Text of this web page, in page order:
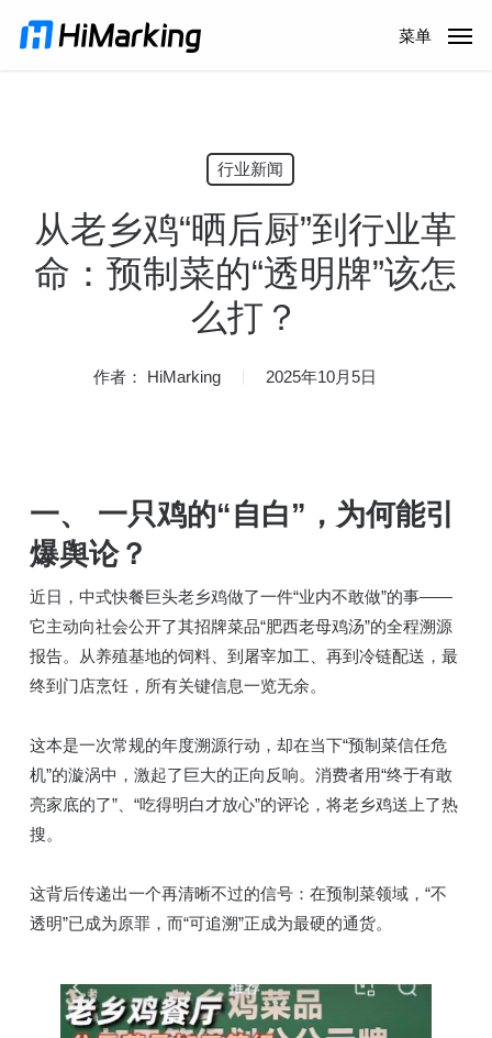
菜单
行业新闻
从老乡鸡“晒后厨”到行业革
命：预制菜的“透明牌”该怎
么打？
作者： HiMarking 2025年10月5日
一、 一只鸡的“自白”，为何能引
爆舆论？
近日，中式快餐巨头老乡鸡做了一件“业内不敢做”的事——
它主动向社会公开了其招牌菜品“肥西老母鸡汤”的全程溯源
报告。从养殖基地的饲料、到屠宰加工、再到冷链配送，最
终到门店烹饪，所有关键信息一览无余。
这本是一次常规的年度溯源行动，却在当下“预制菜信任危
机”的漩涡中，激起了巨大的正向反响。消费者用“终于有敢
亮家底的了”、“吃得明白才放心”的评论，将老乡鸡送上了热
搜。
这背后传递出一个再清晰不过的信号：在预制菜领域，“不
透明”已成为原罪，而“可追溯”正成为最硬的通货。